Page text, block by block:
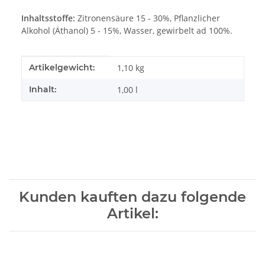
Inhaltsstoffe: Zitronensäure 15 - 30%, Pflanzlicher
Alkohol (Äthanol) 5 - 15%, Wasser, gewirbelt ad 100%.
Produkteigenschaft
Wert
Artikelgewicht: 1,10 kg
Inhalt: 1,00 l
Kunden kauften dazu folgende
Artikel: